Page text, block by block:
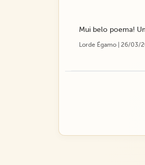
Mui belo poema!
Lorde Égamo | 26/03/